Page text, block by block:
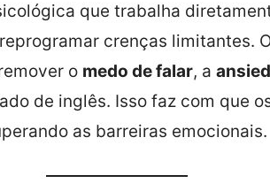
que trabalha
crenças limitantes.
o medo de falar, a
de inglês. Isso faz com que
as barreiras emocionais.